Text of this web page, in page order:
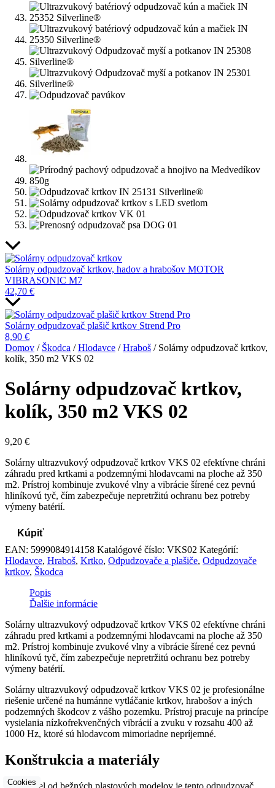
Solárny odpudzovač krtkov, hadov a hrabošov MOTOR
VIBRASONIC M7
42,70 €
Solárny odpudzovač plašič krtkov Strend Pro
8,90 €
Domov / Škodca /Hlodavce /Hraboš / Solárny odpudzovač krtkov,
kolík, 350 m2 VKS 02
Solárny odpudzovač krtkov,
kolík, 350 m2 VKS 02
9,20 €
Solárny ultrazvukový odpudzovač krtkov VKS 02 efektívne chráni
záhradu pred krtkami a podzemnými hlodavcami na ploche až 350
m2. Prístroj kombinuje zvukové vlny a vibrácie šírené cez pevnú
hliníkovú tyč, čím zabezpečuje nepretržitú ochranu bez potreby
výmeny batérií.
Kúpiť
EAN: 5999084914158 Katalógové číslo: VKS02 Kategórií:
Hlodavce, Hraboš, Krtko, Odpudzovače a plašiče, Odpudzovače
krtkov, Škodca
Popis
Ďalšie informácie
Solárny ultrazvukový odpudzovač krtkov VKS 02 efektívne chráni
záhradu pred krtkami a podzemnými hlodavcami na ploche až 350
m2. Prístroj kombinuje zvukové vlny a vibrácie šírené cez pevnú
hliníkovú tyč, čím zabezpečuje nepretržitú ochranu bez potreby
výmeny batérií.
Solárny ultrazvukový odpudzovač krtkov VKS 02 je profesionálne
riešenie určené na humánne vytláčanie krtkov, hrabošov a iných
podzemných škodcov z vášho pozemku. Prístroj pracuje na princípe
vysielania nízkofrekvenčných vibrácií a zvuku v rozsahu 400 až
1000 Hz, ktoré sú hlodavcom mimoriadne nepríjemné.
Konštrukcia a materiály
Na rozdiel od bežných plastových modelov je tento odpudzovač
Cookies